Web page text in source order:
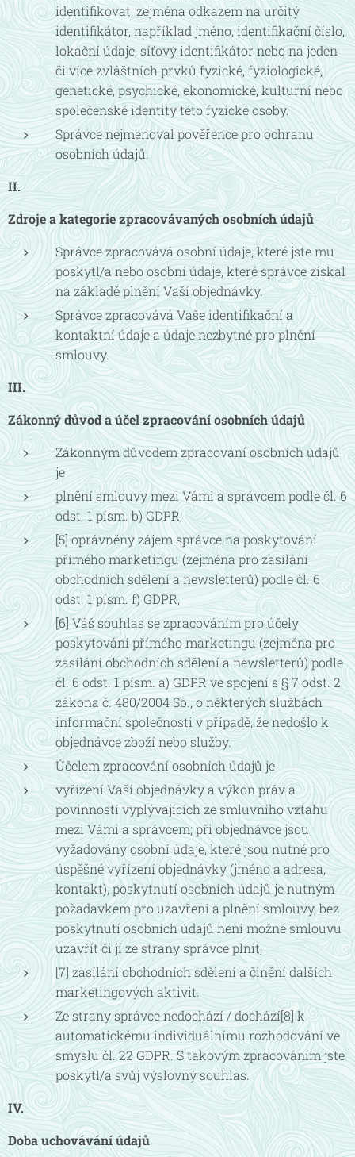
identifikovat, zejména odkazem na určitý
identifikátor, například jméno, identifikační číslo,
lokační údaje, síťový identifikátor nebo na jeden
či více zvláštních prvků fyzické, fyziologické,
genetické, psychické, ekonomické, kulturní nebo
společenské identity této fyzické osoby.
Správce nejmenoval pověřence pro ochranu
osobních údajů.
II.
Zdroje a kategorie zpracovávaných osobních údajů
Správce zpracovává osobní údaje, které jste mu
poskytl/a nebo osobní údaje, které správce získal
na základě plnění Vaší objednávky.
Správce zpracovává Vaše identifikační a
kontaktní údaje a údaje nezbytné pro plnění
smlouvy.
III.
Zákonný důvod a účel zpracování osobních údajů
Zákonným důvodem zpracování osobních údajů
je
plnění smlouvy mezi Vámi a správcem podle čl. 6
odst. 1 písm. b) GDPR,
[5] oprávněný zájem správce na poskytování
přímého marketingu (zejména pro zasílání
obchodních sdělení a newsletterů) podle čl. 6
odst. 1 písm. f) GDPR,
[6] Váš souhlas se zpracováním pro účely
poskytování přímého marketingu (zejména pro
zasílání obchodních sdělení a newsletterů) podle
čl. 6 odst. 1 písm. a) GDPR ve spojení s § 7 odst. 2
zákona č. 480/2004 Sb., o některých službách
informační společnosti v případě, že nedošlo k
objednávce zboží nebo služby.
Účelem zpracování osobních údajů je
vyřízení Vaší objednávky a výkon práv a
povinností vyplývajících ze smluvního vztahu
mezi Vámi a správcem; při objednávce jsou
vyžadovány osobní údaje, které jsou nutné pro
úspěšné vyřízení objednávky (jméno a adresa,
kontakt), poskytnutí osobních údajů je nutným
požadavkem pro uzavření a plnění smlouvy, bez
poskytnutí osobních údajů není možné smlouvu
uzavřít či jí ze strany správce plnit,
[7] zasílání obchodních sdělení a činění dalších
marketingových aktivit.
Ze strany správce nedochází / dochází[8] k
automatickému individuálnímu rozhodování ve
smyslu čl. 22 GDPR. S takovým zpracováním jste
poskytl/a svůj výslovný souhlas.
IV.
Doba uchovávání údajů